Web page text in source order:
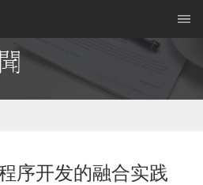
序开发的融合实践